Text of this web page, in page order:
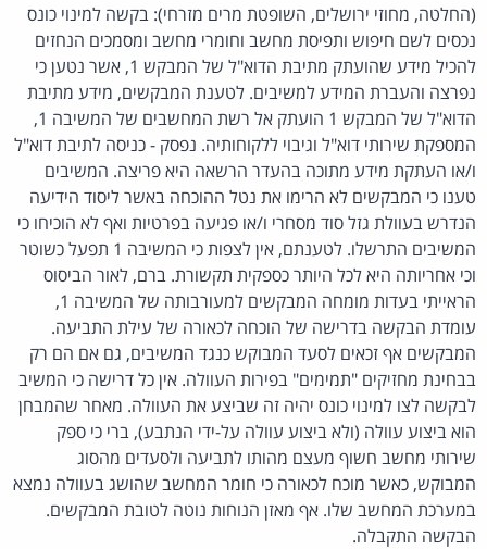
(החלטה, מחוזי ירושלים, השופטת מרים מזרחי): בקשה למינוי כונס
נכסים לשם חיפוש ותפיסת מחשב וחומרי מחשב ומסמכים הנחזים
להכיל מידע שהועתק מתיבת הדוא"ל של המבקש 1, אשר נטען כי
נפרצה והעברת המידע למשיבים. לטענת המבקשים, מידע מתיבת
הדוא"ל של המבקש 1 הועתק אל רשת המחשבים של המשיבה 1,
המספקת שירותי דוא"ל וגיבוי ללקוחותיה. נפסק - כניסה לתיבת דוא"ל
ו/או העתקת מידע מתוכה בהעדר הרשאה היא פריצה. המשיבים
טענו כי המבקשים לא הרימו את נטל ההוכחה באשר ליסוד הידיעה
הנדרש בעוולת גזל סוד מסחרי ו/או פגיעה בפרטיות ואף לא הוכיחו כי
המשיבים התרשלו. לטענתם, אין לצפות כי המשיבה 1 תפעל כשוטר
וכי אחריותה היא לכל היותר כספקית תקשורת. ברם, לאור הביסוס
הראייתי בעדות מומחה המבקשים למעורבותה של המשיבה 1,
עומדת הבקשה בדרישה של הוכחה לכאורה של עילת התביעה.
המבקשים אף זכאים לסעד המבוקש כנגד המשיבים, גם אם הם רק
בבחינת מחזיקים "תמימים" בפירות העוולה. אין כל דרישה כי המשיב
לבקשה לצו למינוי כונס יהיה זה שביצע את העוולה. מאחר שהמבחן
הוא ביצוע עוולה (ולא ביצוע עוולה על-ידי הנתבע), ברי כי ספק
שירותי מחשב חשוף מעצם מהותו לתביעה ולסעדים מהסוג
המבוקש, כאשר מוכח לכאורה כי חומר המחשב שהושג בעוולה נמצא
במערכת המחשב שלו. אף מאזן הנוחות נוטה לטובת המבקשים.
הבקשה התקבלה.